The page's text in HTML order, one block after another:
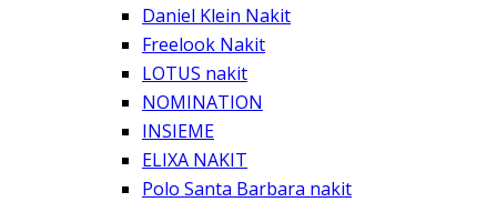
Daniel Klein Nakit
Freelook Nakit
LOTUS nakit
NOMINATION
INSIEME
ELIXA NAKIT
Polo Santa Barbara nakit